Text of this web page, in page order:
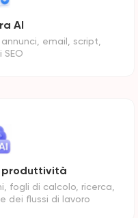
AI
email, script,
produttività
fogli di calcolo, ricerca,
dei flussi di lavoro